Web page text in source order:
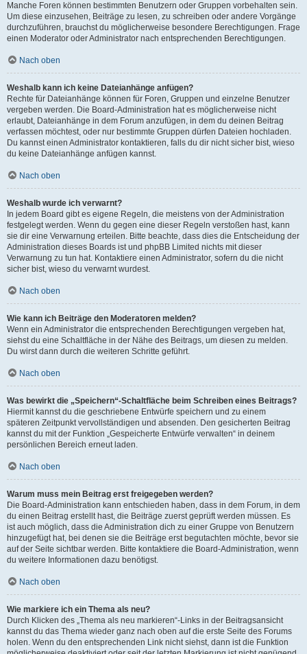
Manche Foren können bestimmten Benutzern oder Gruppen vorbehalten sein.
Um diese einzusehen, Beiträge zu lesen, zu schreiben oder andere Vorgänge
durchzuführen, brauchst du möglicherweise besondere Berechtigungen. Frage
einen Moderator oder Administrator nach entsprechenden Berechtigungen.
Nach oben
Weshalb kann ich keine Dateianhänge anfügen?
Rechte für Dateianhänge können für Foren, Gruppen und einzelne Benutzer
vergeben werden. Die Board-Administration hat es möglicherweise nicht
erlaubt, Dateianhänge in dem Forum anzufügen, in dem du deinen Beitrag
verfassen möchtest, oder nur bestimmte Gruppen dürfen Dateien hochladen.
Du kannst einen Administrator kontaktieren, falls du dir nicht sicher bist, wieso
du keine Dateianhänge anfügen kannst.
Nach oben
Weshalb wurde ich verwarnt?
In jedem Board gibt es eigene Regeln, die meistens von der Administration
festgelegt werden. Wenn du gegen eine dieser Regeln verstoßen hast, kann
sie dir eine Verwarnung erteilen. Bitte beachte, dass dies die Entscheidung der
Administration dieses Boards ist und phpBB Limited nichts mit dieser
Verwarnung zu tun hat. Kontaktiere einen Administrator, sofern du die nicht
sicher bist, wieso du verwarnt wurdest.
Nach oben
Wie kann ich Beiträge den Moderatoren melden?
Wenn ein Administrator die entsprechenden Berechtigungen vergeben hat,
siehst du eine Schaltfläche in der Nähe des Beitrags, um diesen zu melden.
Du wirst dann durch die weiteren Schritte geführt.
Nach oben
Was bewirkt die „Speichern“-Schaltfläche beim Schreiben eines Beitrags?
Hiermit kannst du die geschriebene Entwürfe speichern und zu einem
späteren Zeitpunkt vervollständigen und absenden. Den gesicherten Beitrag
kannst du mit der Funktion „Gespeicherte Entwürfe verwalten“ in deinem
persönlichen Bereich erneut laden.
Nach oben
Warum muss mein Beitrag erst freigegeben werden?
Die Board-Administration kann entschieden haben, dass in dem Forum, in dem
du einen Beitrag erstellt hast, die Beiträge zuerst geprüft werden müssen. Es
ist auch möglich, dass die Administration dich zu einer Gruppe von Benutzern
hinzugefügt hat, bei denen sie die Beiträge erst begutachten möchte, bevor sie
auf der Seite sichtbar werden. Bitte kontaktiere die Board-Administration, wenn
du weitere Informationen dazu benötigst.
Nach oben
Wie markiere ich ein Thema als neu?
Durch Klicken des „Thema als neu markieren“-Links in der Beitragsansicht
kannst du das Thema wieder ganz nach oben auf die erste Seite des Forums
holen. Wenn du den entsprechenden Link nicht siehst, dann ist die Funktion